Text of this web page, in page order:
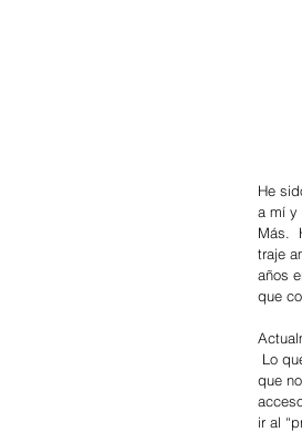
He
a mí y
Más.
traje
años
que
Lo
que
ir al